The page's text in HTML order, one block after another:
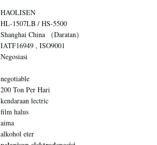
HAOLISEN
HL-1507LB / HS-5500
Shanghai China （Daratan）
IATF16949 , ISO9001
Negosiasi
negotiable
200 Ton Per Hari
kendaraan lectric
film halus
aima
alkohol eter